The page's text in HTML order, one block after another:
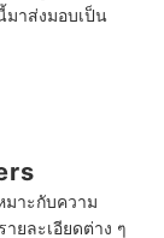
มาส่งมอบเป็น
มาะกับความ
ยละเอียดต่าง ๆ